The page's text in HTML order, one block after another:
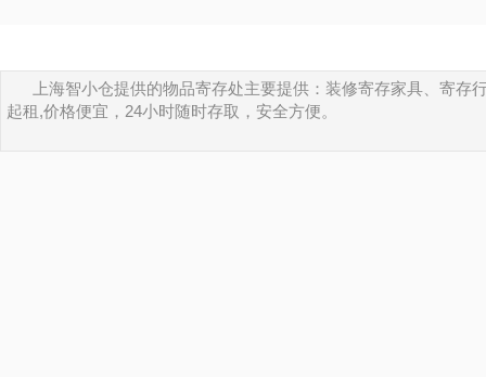
上海智小仓提供的物品寄存处主要提供：装修寄存家具、寄
起租,价格便宜，24小时随时存取，安全方便。